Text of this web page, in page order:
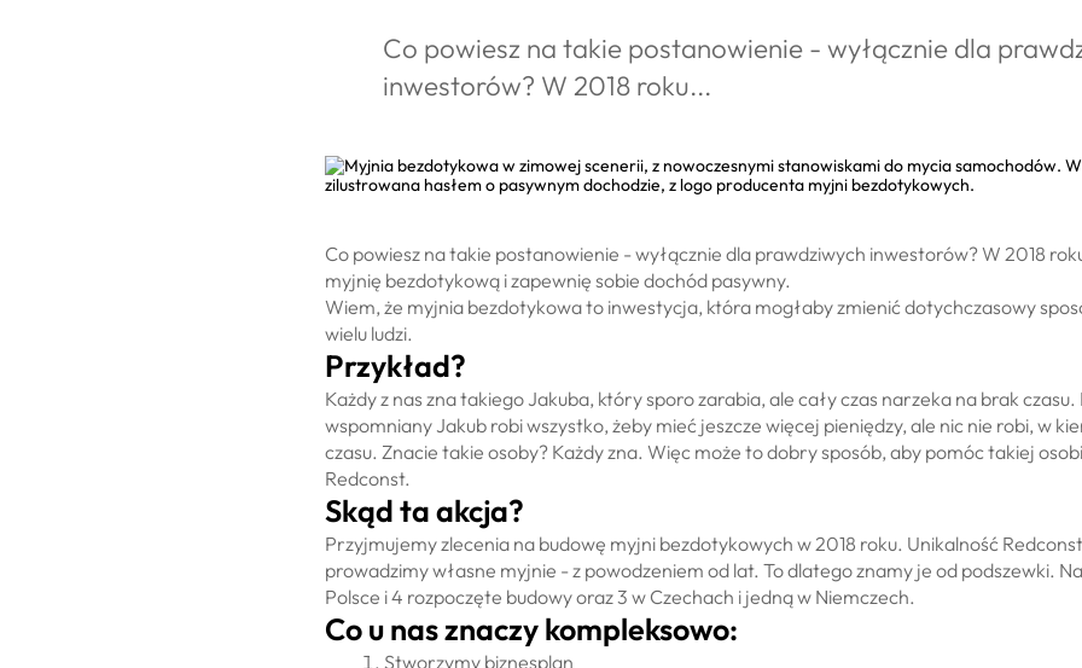
Co powiesz na takie postanowienie - wyłącznie dla
inwestorów? W 2018 roku...
Co powiesz na takie postanowienie - wyłącznie dla prawdziwych inwestorów? W 2018
myjnię bezdotykową i zapewnię sobie dochód pasywny.
Wiem, że myjnia bezdotykowa to inwestycja, która mogłaby zmienić dotychczasowy
wielu ludzi.
Przykład?
Każdy z nas zna takiego Jakuba, który sporo zarabia, ale cały czas narzeka na brak
wspomniany Jakub robi wszystko, żeby mieć jeszcze więcej pieniędzy, ale nic nie robi, w
czasu. Znacie takie osoby? Każdy zna. Więc może to dobry sposób, aby pomóc takiej
Redconst.
Skąd ta akcja?
Przyjmujemy zlecenia na budowę myjni bezdotykowych w 2018 roku. Unikalność
prowadzimy własne myjnie - z powodzeniem od lat. To dlatego znamy je od podszewki.
Polsce i 4 rozpoczęte budowy oraz 3 w Czechach i jedną w Niemczech.
Co u nas znaczy kompleksowo:
Stworzymy biznesplan